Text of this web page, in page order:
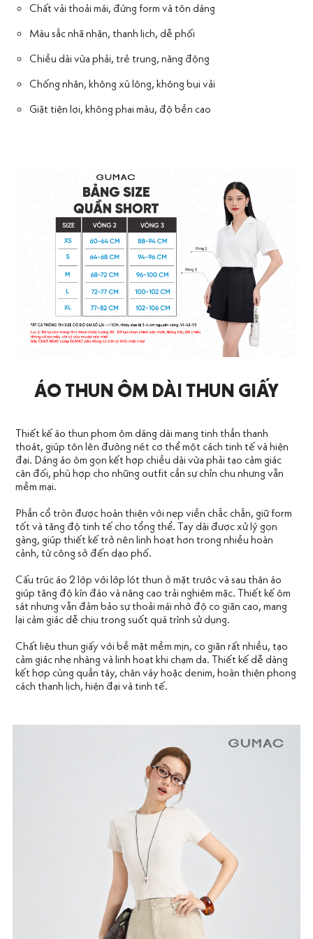
Chất vải thoải mái, đứng form và tôn dáng
Màu sắc nhã nhặn, thanh lịch, dễ phối
Chiều dài vừa phải, trẻ trung, năng động
Chống nhăn, không xù lông, không bụi vải
Giặt tiện lợi, không phai màu, độ bền cao
ÁO THUN ÔM DÀI THUN GIẤY
Thiết kế áo thun phom ôm dáng dài mang tinh thần thanh
thoát, giúp tôn lên đường nét cơ thể một cách tinh tế và hiện
đại. Dáng áo ôm gọn kết hợp chiều dài vừa phải tạo cảm giác
cân đối, phù hợp cho những outfit cần sự chỉn chu nhưng vẫn
mềm mại.
Phần cổ tròn được hoàn thiện với nẹp viền chắc chắn, giữ form
tốt và tăng độ tinh tế cho tổng thể. Tay dài được xử lý gọn
gàng, giúp thiết kế trở nên linh hoạt hơn trong nhiều hoàn
cảnh, từ công sở đến dạo phố.
Cấu trúc áo 2 lớp với lớp lót thun ở mặt trước và sau thân áo
giúp tăng độ kín đáo và nâng cao trải nghiệm mặc. Thiết kế ôm
sát nhưng vẫn đảm bảo sự thoải mái nhờ độ co giãn cao, mang
lại cảm giác dễ chịu trong suốt quá trình sử dụng.
Chất liệu thun giấy với bề mặt mềm mịn, co giãn rất nhiều, tạo
cảm giác nhẹ nhàng và linh hoạt khi chạm da. Thiết kế dễ dàng
kết hợp cùng quần tây, chân váy hoặc denim, hoàn thiện phong
cách thanh lịch, hiện đại và tinh tế.